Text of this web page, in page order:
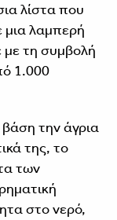
λίστα που
μια λαμπερή
με τη συμβολή
1.000
την άγρια
της, το
των
στο νερό,